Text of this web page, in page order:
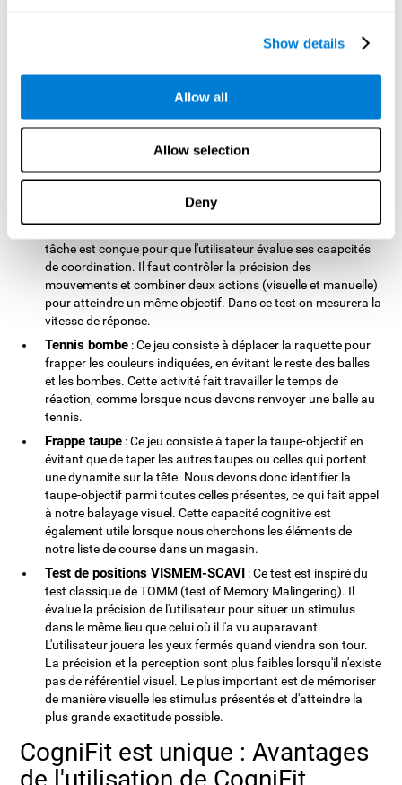
Show details
Allow all
Allow selection
Deny
pour notre flexibilité cognitive. Au quotidien, la flexibilité
une rue coupée ou quand une personne inconnue décroche
le téléphone alors que l'on a composé le numéro d'un ami.
Casse - briques: Le jeu consiste à déplacer la plateforme
pour afin de casser toutes les briques. C'est l'attention
focalisée qui entre en jeu. Cette capacité cognitive est
nécessaire pour détecter la présence de voitures ou des
Test de précision COOR: Le test de précision COOR
s'inspire du test de Wisconsin (Card Sorting Test Manual). La
tâche est conçue pour que l'utilisateur évalue ses caapcités
de coordination. Il faut contrôler la précision des
mouvements et combiner deux actions (visuelle et manuelle)
pour atteindre un même objectif. Dans ce test on mesurera la
vitesse de réponse.
Tennis bombe : Ce jeu consiste à déplacer la raquette pour
frapper les couleurs indiquées, en évitant le reste des balles
et les bombes. Cette activité fait travailler le temps de
réaction, comme lorsque nous devons renvoyer une balle au
tennis.
Frappe taupe : Ce jeu consiste à taper la taupe-objectif en
évitant que de taper les autres taupes ou celles qui portent
une dynamite sur la tête. Nous devons donc identifier la
taupe-objectif parmi toutes celles présentes, ce qui fait appel
à notre balayage visuel. Cette capacité cognitive est
également utile lorsque nous cherchons les éléments de
notre liste de course dans un magasin.
Test de positions VISMEM-SCAVI : Ce test est inspiré du
test classique de TOMM (test of Memory Malingering). Il
évalue la précision de l'utilisateur pour situer un stimulus
dans le même lieu que celui où il l'a vu auparavant.
L'utilisateur jouera les yeux fermés quand viendra son tour.
La précision et la perception sont plus faibles lorsqu'il n'existe
pas de référentiel visuel. Le plus important est de mémoriser
de manière visuelle les stimulus présentés et d'atteindre la
plus grande exactitude possible.
CogniFit est unique : Avantages
de l'utilisation de CogniFit